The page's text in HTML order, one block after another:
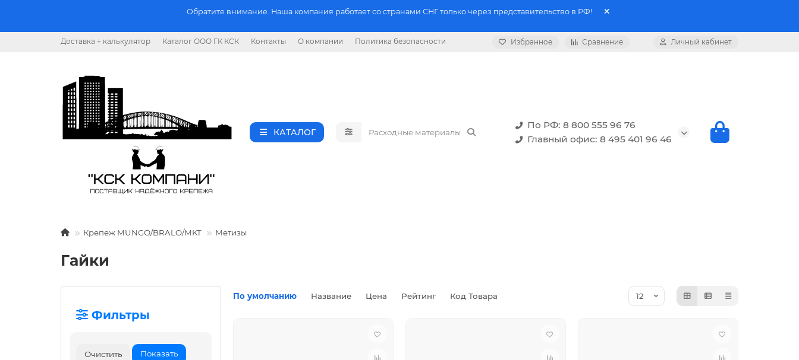
Обратите внимание. Наша компания работает со странами СНГ только через представительство в РФ!
Доставка + калькулятор Каталог ООО ГК КСК Контакты О компании Политика безопасности Избранное Сравнение Личный кабинет
КАТАЛОГ
По РФ: 8 800 555 96 76
Главный офис: 8 495 401 96 46
Крепеж MUNGO/BRALO/MKT Метизы
Гайки
Фильтры
Очистить Показать
По умолчанию Название Цена Рейтинг Код Товара